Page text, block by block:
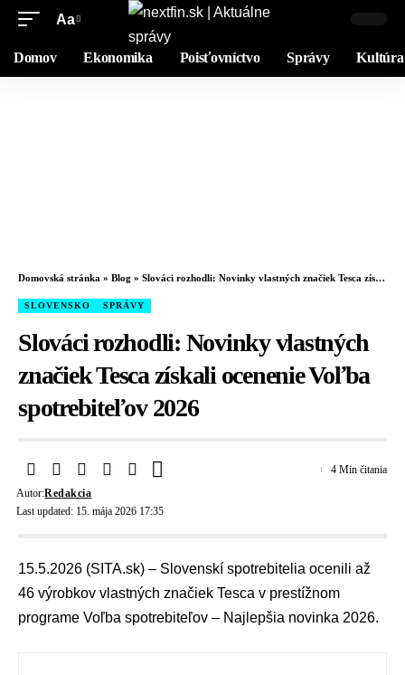
Aa
Domov Ekonomika Poisťovníctvo Správy Kultúra
Domovská stránka » Blog » Slováci rozhodli: Novinky vlastných značiek Tesca získali ocenenie Voľba spotrebiteľov 2026
SLOVENSKO SPRÁVY
Slováci rozhodli: Novinky vlastných
značiek Tesca získali ocenenie Voľba
spotrebiteľov 2026
Last updated: 15. mája 2026 17:35
Autor:Redakcia
4 Min čitania
15.5.2026 (SITA.sk) – Slovenskí spotrebitelia ocenili až
46 výrobkov vlastných značiek Tesca v prestížnom
programe Voľba spotrebiteľov – Najlepšia novinka 2026.